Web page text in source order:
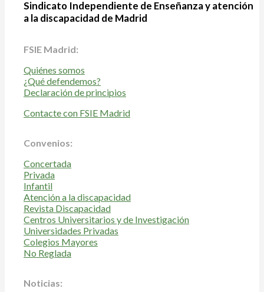
Sindicato Independiente de Enseñanza y atención
a la discapacidad de Madrid
FSIE Madrid:
Quiénes somos
¿Qué defendemos?
Declaración de principios
Contacte con FSIE Madrid
Convenios:
Concertada
Privada
Infantil
Atención a la discapacidad
Revista Discapacidad
Centros Universitarios y de Investigación
Universidades Privadas
Colegios Mayores
No Reglada
Noticias: